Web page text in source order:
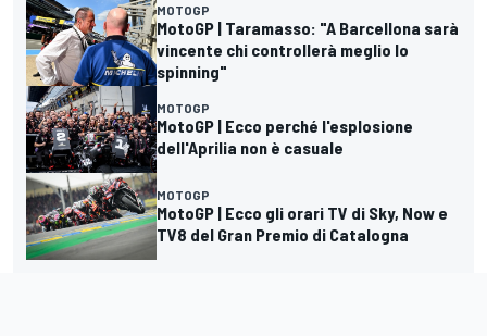
MOTOGP
MotoGP | Taramasso: "A Barcellona sarà
vincente chi controllerà meglio lo
spinning"
MOTOGP
MotoGP | Ecco perché l'esplosione
dell'Aprilia non è casuale
MOTOGP
MotoGP | Ecco gli orari TV di Sky, Now e
TV8 del Gran Premio di Catalogna